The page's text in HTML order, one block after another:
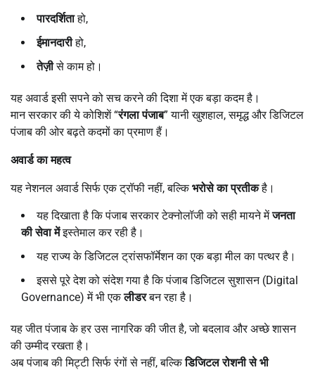
पारदर्शिताहो,
ईमानदारीहो,
तेज़ीसे काम हो।
यह अवार्ड इसी सपने को सच करने की दिशा में एक बड़ा कदम है।
मान सरकार की ये कोशिशें “रंगला पंजाब” यानी खुशहाल, समृद्ध और डिजिटल
पंजाब की ओर बढ़ते कदमों का प्रमाण हैं।
अवार्ड का महत्व
यह नेशनल अवार्ड सिर्फ एक ट्रॉफी नहीं, बल्किभरोसे का प्रतीकहै।
यह दिखाता है कि पंजाब सरकार टेक्नोलॉजी को सही मायने मेंजनता
की सेवा मेंइस्तेमाल कर रही है।
यह राज्य के डिजिटल ट्रांसफॉर्मेशन का एक बड़ा मील का पत्थर है।
इससे पूरे देश को संदेश गया है कि पंजाब डिजिटल सुशासन (Digital
Governance) में भी एकलीडरबन रहा है।
यह जीत पंजाब के हर उस नागरिक की जीत है, जो बदलाव और अच्छे शासन
की उम्मीद रखता है।
अब पंजाब की मिट्टी सिर्फ रंगों से नहीं, बल्किडिजिटल रोशनी से भी